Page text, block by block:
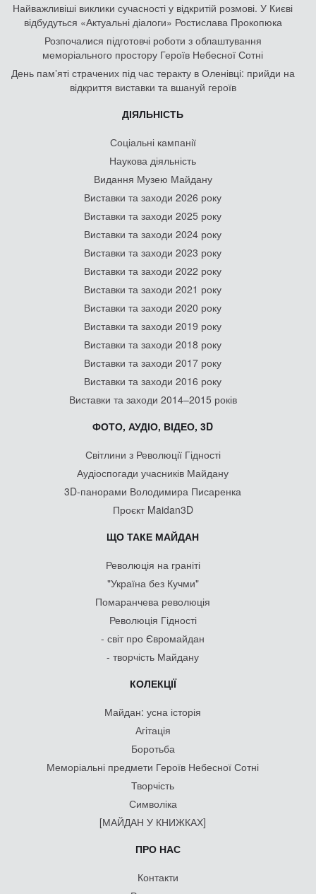
Найважливіші виклики сучасності у відкритій розмові. У Києві
відбудуться «Актуальні діалоги» Ростислава Прокопюка
Розпочалися підготовчі роботи з облаштування
меморіального простору Героїв Небесної Сотні
День памʼяті страчених під час теракту в Оленівці: прийди на
відкриття виставки та вшануй героїв
ДІЯЛЬНІСТЬ
Соціальні кампанії
Наукова діяльність
Видання Музею Майдану
Виставки та заходи 2026 року
Виставки та заходи 2025 року
Виставки та заходи 2024 року
Виставки та заходи 2023 року
Виставки та заходи 2022 року
Виставки та заходи 2021 року
Виставки та заходи 2020 року
Виставки та заходи 2019 року
Виставки та заходи 2018 року
Виставки та заходи 2017 року
Виставки та заходи 2016 року
Виставки та заходи 2014–2015 років
ФОТО, АУДІО, ВІДЕО, 3D
Світлини з Революції Гідності
Аудіоспогади учасників Майдану
3D-панорами Володимира Писаренка
Проєкт Maidan3D
ЩО ТАКЕ МАЙДАН
Революція на граніті
"Україна без Кучми"
Помаранчева революція
Революція Гідності
- світ про Євромайдан
- творчість Майдану
КОЛЕКЦІЇ
Майдан: усна історія
Агітація
Боротьба
Меморіальні предмети Героїв Небесної Сотні
Творчість
Символіка
[МАЙДАН У КНИЖКАХ]
ПРО НАС
Контакти